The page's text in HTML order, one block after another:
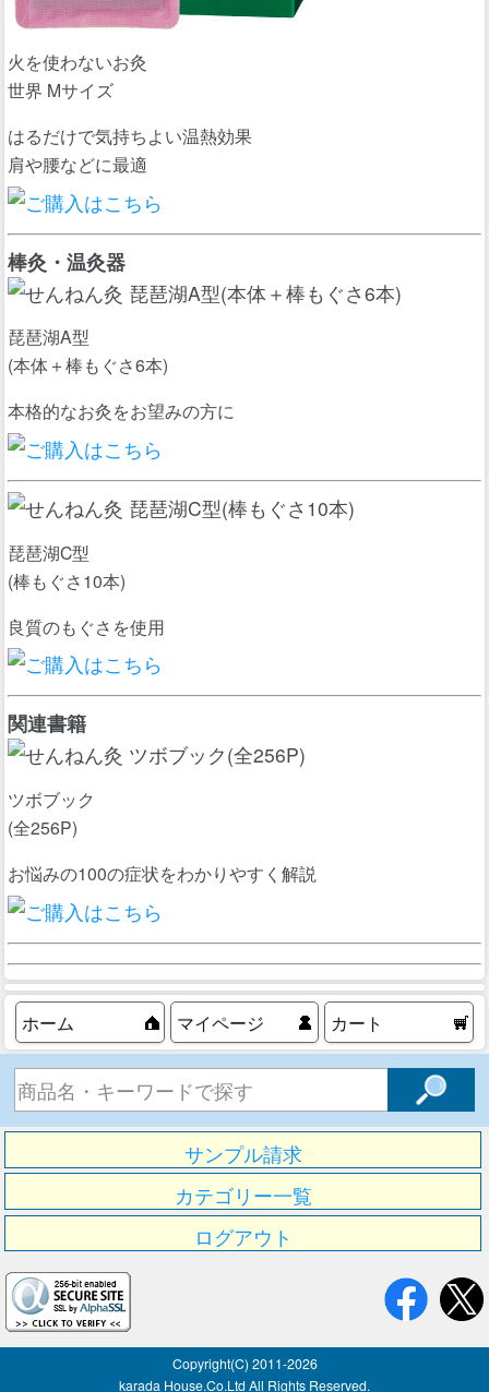
火を使わないお灸
世界 Mサイズ
はるだけで気持ちよい温熱効果
肩や腰などに最適
棒灸・温灸器
琵琶湖A型
(本体＋棒もぐさ6本)
本格的なお灸をお望みの方に
琵琶湖C型
(棒もぐさ10本)
良質のもぐさを使用
関連書籍
ツボブック
(全256P)
お悩みの100の症状をわかりやすく解説
ホーム マイページ カート
サンプル請求
カテゴリー一覧
ログアウト
Copyright(C) 2011-2026
karada House.Co.Ltd All Rights Reserved.